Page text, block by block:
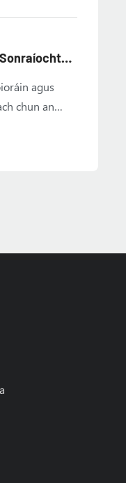
agus
chun an